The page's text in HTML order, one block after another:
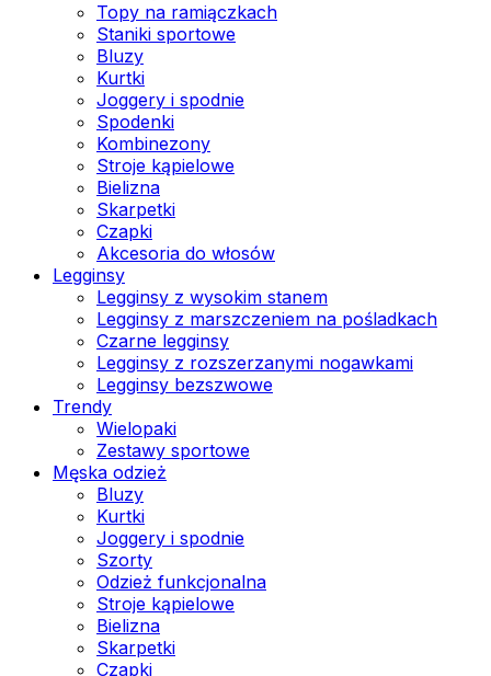
Topy na ramiączkach
Staniki sportowe
Bluzy
Kurtki
Joggery i spodnie
Spodenki
Kombinezony
Stroje kąpielowe
Bielizna
Skarpetki
Czapki
Akcesoria do włosów
Legginsy
Legginsy z wysokim stanem
Legginsy z marszczeniem na pośladkach
Czarne legginsy
Legginsy z rozszerzanymi nogawkami
Legginsy bezszwowe
Trendy
Wielopaki
Zestawy sportowe
Męska odzież
Bluzy
Kurtki
Joggery i spodnie
Szorty
Odzież funkcjonalna
Stroje kąpielowe
Bielizna
Skarpetki
Czapki